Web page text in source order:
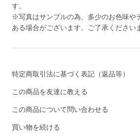
す。
※写真はサンプルの為、多少のお色味や
ある場合がございます。ご了承ください
特定商取引法に基づく表記（返品等）
この商品を友達に教える
この商品について問い合わせる
買い物を続ける